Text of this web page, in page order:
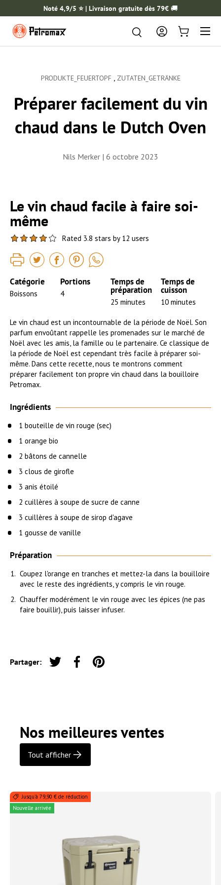
ALLER AU CONTENU
Noté 4,9/5 ⭐️ | Livraison gratuite dès 79€ 🚚
Rechercher
RechercherSe connecter
Panier
Menu
PRODUKTE_FEUERTOPF ZUTATEN_GETRÄNKE
Préparer facilement du vin
chaud dans le Dutch Oven
Nils Merker | 6 octobre 2023
Le vin chaud facile à faire soi-
même
Rated 3.8 stars by 12 users
Catégorie
Boissons
Portions
4
Temps de
préparation
25 minutes
Temps de
cuisson
10 minutes
Le vin chaud est un incontournable de la période de Noël. Son
parfum envoûtant rappelle les promenades sur le marché de
Noël avec les amis, la famille ou le partenaire. Ce classique de
la période de Noël est cependant très facile à préparer soi-
même. Dans cette recette, nous te montrons comment
préparer facilement ton propre vin chaud dans la bouilloire
Petromax.
Ingrédients
1 bouteille de vin rouge (sec)
1 orange bio
2 bâtons de cannelle
3 clous de girofle
3 anis étoilé
2 cuillères à soupe de sucre de canne
3 cuillères à soupe de sirop d'agave
1 gousse de vanille
Préparation
Coupez l'orange en tranches et mettez-la dans la bouilloire
avec le reste des ingrédients, y compris le vin rouge.
Chauffer modérément le vin rouge avec les épices (ne pas
faire bouillir), puis laisser infuser.
Partager:
Tweeter sur Twitter
Partager sur Facebook
Épingler sur Pinterest
Nos meilleures ventes
Tout afficher
Jusqu’à 79,90 € de réduction
Nouvelle arrivée